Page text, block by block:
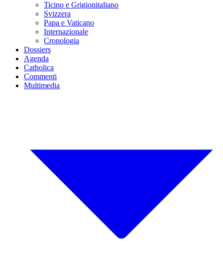
Ticino e Grigionitaliano
Svizzera
Papa e Vaticano
Internazionale
Cronologia
Dossiers
Agenda
Catholica
Commenti
Multimedia